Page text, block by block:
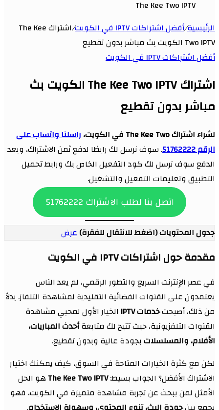
The Kee Two IPTV
الرئيسية/أفضل اشتراكات IPTV في الكويت /
اشتراك The Kee
Two IPTV الكويت بث مباشر بدون تقطيع
أفضل اشتراكات IPTV في الكويت
اشتراك The Kee Two IPTV الكويت بث
مباشر بدون تقطيع
لشراء اشتراك The Kee Two في الكويت،
راسلنا واتساب على
الرقم 51762222
. سوف نرسل لك رابطًا لدفع ثمن الاشتراك، وبعد
الدفع سوف نرسل لك كود التفعيل الخاص بك ورابط تحميل
التطبيق وتعليمات التفعيل والتشغيل.
اتصل بنا لطلب الاشتراك 51762222
جدول المحتويات (اضغط للانتقال للفقرة)عرض
مقدمة حول اشتراكات IPTV في الكويت
في عصر الإنترنت السريع والتطور الرقمي، لم يعد الناس
يعتمدون على القنوات الفضائية التقليدية لمشاهدة التلفاز. بدلاً
من ذلك، أصبحتخدمات IPTV
الخيار الأول لمحبي مشاهدة
القنوات التلفزيونية، حيث تتيح لك متابعةأحدث المباريات،
الأفلام، والمسلسلاتبجودة عالية وبدون تقطيع.
لكن مع كثرة الخيارات المتاحة في السوق، كيف يمكنك اختيار
الاشتراك الأفضل؟ الجواب بسيط:The Kee Two IPTVهو الحل
الأمثل لمن يبحث عن تجربة مشاهدة متميزة في الكويت، فهو